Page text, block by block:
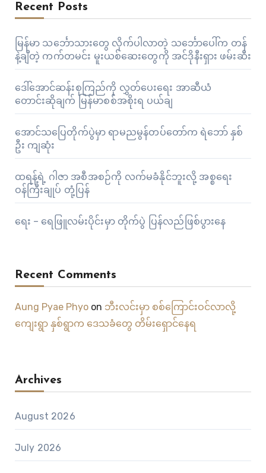
Recent Posts
မြန်မာ သင်္ဘောသားတွေ လိုက်ပါလာတဲ့ သင်္ဘောပေါ်က တန်
နဲ့ချီတဲ့ ကက်တမင်း မူးယစ်ဆေးတွေကို အင်ဒိုနီးရှား ဖမ်းဆီး
ဒေါ်အောင်ဆန်းစုကြည်ကို လွှတ်ပေးရေး အာဆီယံ
တောင်းဆိုချက် မြန်မာစစ်အစိုးရ ပယ်ချ
အောင်သပြေတိုက်ပွဲမှာ ရာမညမွန်တပ်တော်က ရဲဘော် နှစ်
ဦး ကျဆုံး
ထရန့်ရဲ့ ဂါဇာ အစီအစဉ်ကို လက်မခံနိုင်ဘူးလို့ အစ္စရေး
ဝန်ကြီးချုပ် တုံ့ပြန်
ရေး – ရေဖြူလမ်းပိုင်းမှာ တိုက်ပွဲ ပြန်လည်ဖြစ်ပွားနေ
Recent Comments
Aung Pyae Phyoon ဘီးလင်းမှာ စစ်ကြောင်းဝင်လာလို့
ကျေးရွာ နှစ်ရွာက ဒေသခံတွေ တိမ်းရှောင်နေရ
Archives
August 2026
July 2026